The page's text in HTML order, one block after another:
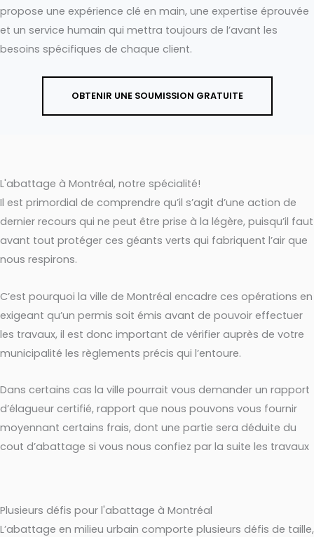
propose une expérience clé en main, une expertise éprouvée
et un service humain qui mettra toujours de l’avant les
besoins spécifiques de chaque client.
OBTENIR UNE SOUMISSION GRATUITE
L'abattage à Montréal, notre spécialité!
Il est primordial de comprendre qu’il s’agit d’une action de
dernier recours qui ne peut être prise à la légère, puisqu’il faut
avant tout protéger ces géants verts qui fabriquent l’air que
nous respirons.
C’est pourquoi la ville de Montréal encadre ces opérations en
exigeant qu’un permis soit émis avant de pouvoir effectuer
les travaux, il est donc important de vérifier auprès de votre
municipalité les règlements précis qui l’entoure.
Dans certains cas la ville pourrait vous demander un rapport
d’élagueur certifié, rapport que nous pouvons vous fournir
moyennant certains frais, dont une partie sera déduite du
cout d’abattage si vous nous confiez par la suite les travaux
Plusieurs défis pour l'abattage à Montréal
L’abattage en milieu urbain comporte plusieurs défis de taille,